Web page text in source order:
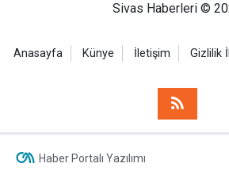
Sivas Haberleri ©
Anasayfa Künye İletişim Gizlilik
Haber Portalı Yazılımı